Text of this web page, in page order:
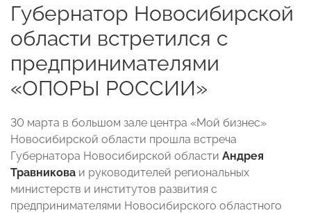
Губернатор Новосибирской
области встретился с
предпринимателями
«ОПОРЫ РОССИИ»
30 марта в большом зале центра «Мой бизнес»
Новосибирской области прошла встреча
Губернатора Новосибирской области Андрея
Травникова и руководителей региональных
министерств и институтов развития с
предпринимателями Новосибирского областного